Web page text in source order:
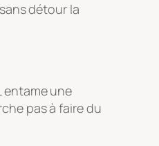
détour la
entame une
pas à faire du